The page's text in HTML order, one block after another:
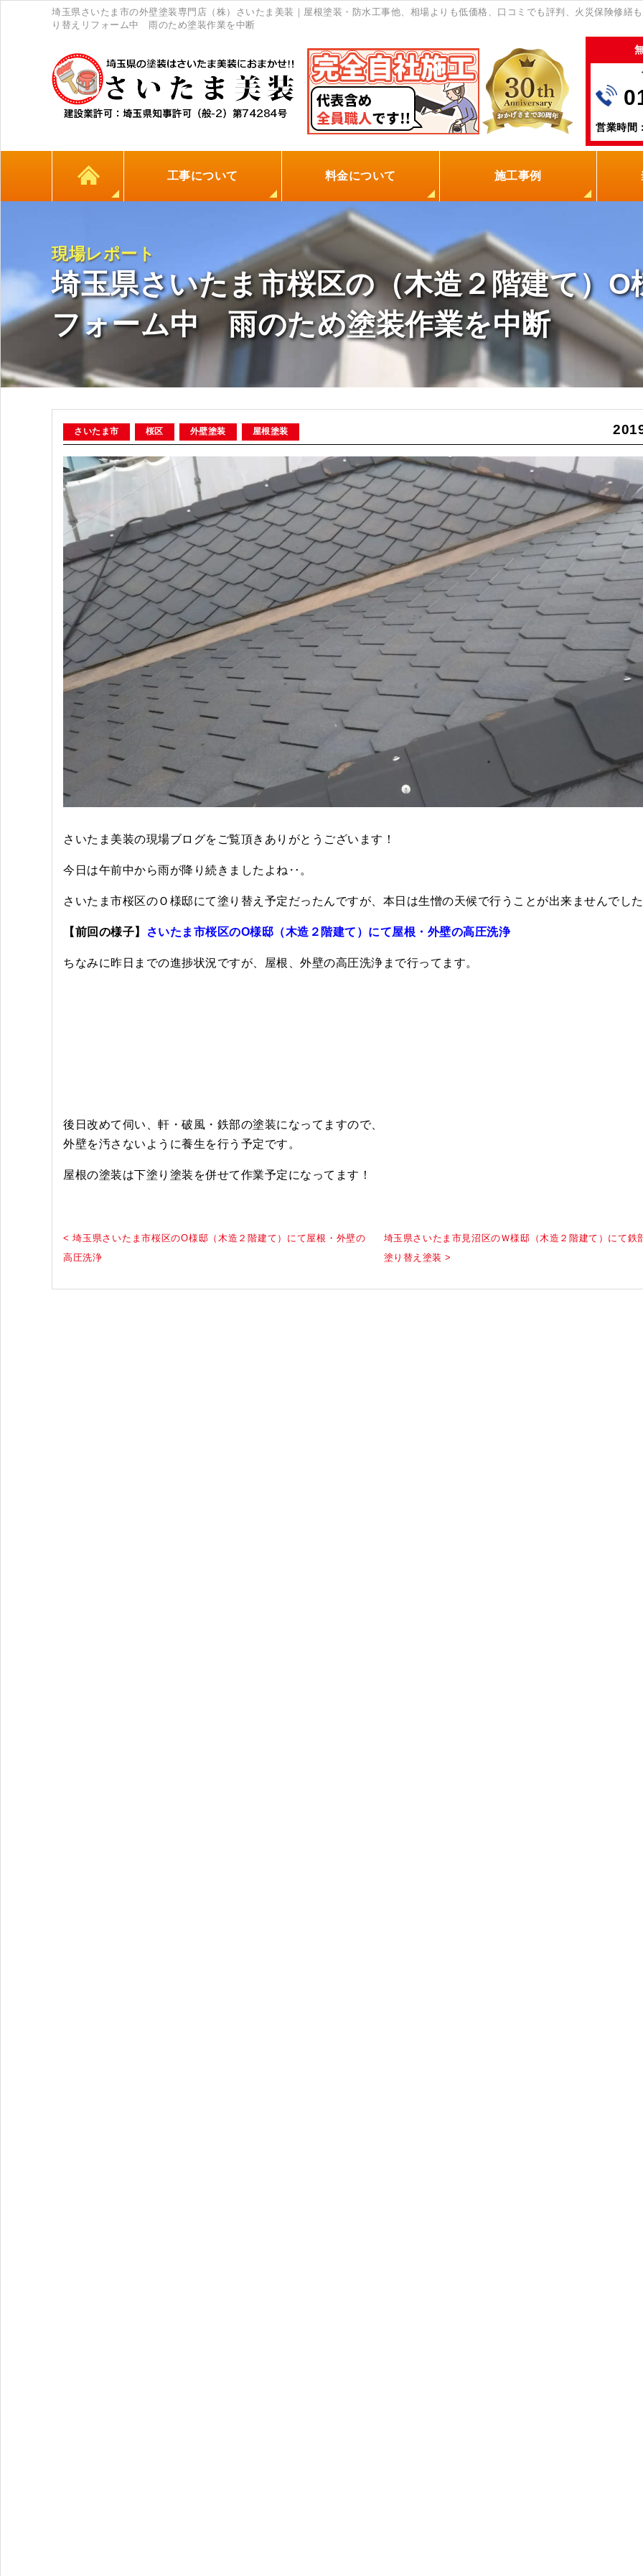
埼玉県さいたま市の外壁塗装専門店（株）さいたま美装｜屋根塗装・防水工事他、相場よりも低価格、口コミでも評判、火災保険修繕
り替えリフォーム中 雨のため塗装作業を中断
営業時間
工事について 料金について
地元の塗装屋を選ぶ理由
0円点検
火災保険
保証制度
施工事例
現場レポート
埼玉県さいたま市桜区の（木造２階建て）
フォーム中 雨のため塗装作業を中断
さいたま市 桜区 外壁塗装 屋根塗装
さいたま美装の現場ブログをご覧頂きありがとうございます！
今日は午前中から雨が降り続きましたよね‥。
さいたま市桜区のＯ様邸にて塗り替え予定だったんですが、本日は生憎の天候で行うことが出来ませんでし
【前回の様子】 さいたま市桜区のO様邸（木造２階建て）にて屋根・外壁の高圧洗浄
ちなみに昨日までの進捗状況ですが、屋根、外壁の高圧洗浄まで行ってます。
後日改めて伺い、軒・破風・鉄部の塗装になってますので、
外壁を汚さないように養生を行う予定です。
屋根の塗装は下塗り塗装を併せて作業予定になってます！
< 埼玉県さいたま市桜区のO様邸（木造２階建て）にて屋根・外壁の
高圧洗浄
埼玉県さいたま市見沼区のＷ様邸（木造２階建て）にて鉄
塗り替え塗装 >